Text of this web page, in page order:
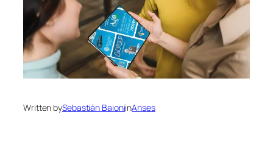
Written bySebastián BaioniinAnses